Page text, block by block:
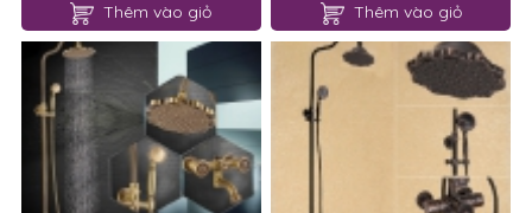
Thêm vào giỏ Thêm vào giỏ